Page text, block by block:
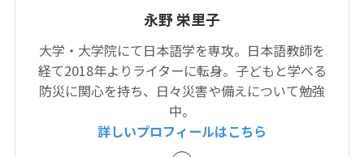
永野 栄里子
大学・大学院にて日本語学を専攻。日本語教師を
経て2018年よりライターに転身。子どもと学べる
防災に関心を持ち、日々災害や備えについて勉強
中。
詳しいプロフィールはこちら